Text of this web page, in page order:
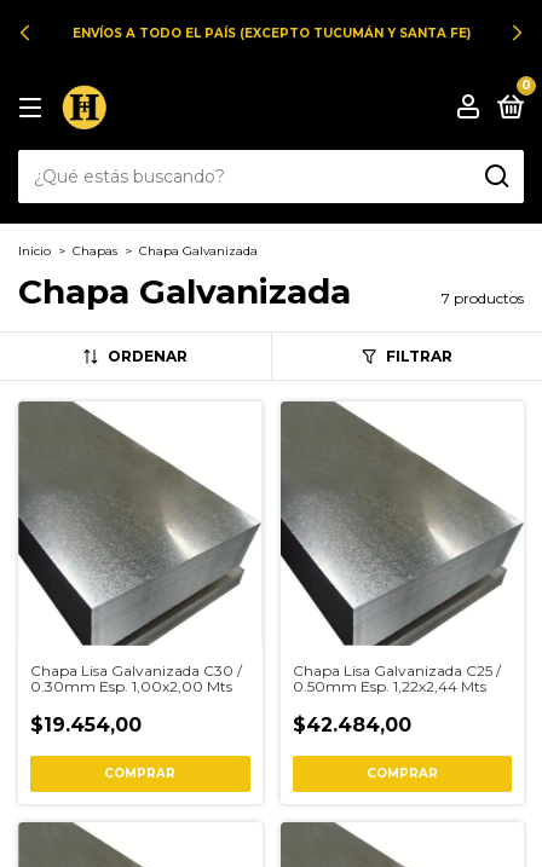
ENVÍOS A TODO EL PAÍS (EXCEPTO TUCUMÁN Y SANTA FE)
0
Inicio > Chapas > Chapa Galvanizada
Chapa Galvanizada 7 productos
ORDENAR FILTRAR
Chapa Lisa Galvanizada C30 /
0.30mm Esp. 1,00x2,00 Mts
$19.454,00
COMPRAR
Chapa Lisa Galvanizada C25 /
0.50mm Esp. 1,22x2,44 Mts
$42.484,00
COMPRAR